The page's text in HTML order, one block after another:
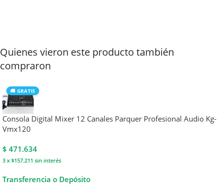
Quienes vieron este producto también
compraron
🚚 GRATIS
Consola Digital Mixer 12 Canales Parquer Profesional Audio Kg-
Vmx120
$ 471.634
3 x $157.211 sin interés
Transferencia o Depósito